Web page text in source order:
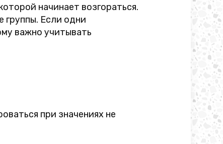
начинает возгораться.
группы. Если одни
важно учитывать
при значениях не